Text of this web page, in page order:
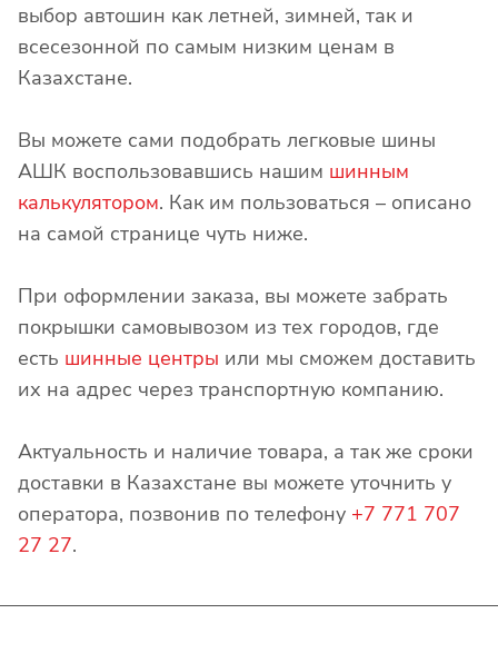
выбор автошин как летней, зимней, так и
всесезонной по самым низким ценам в
Казахстане.
Вы можете сами подобрать легковые шины
АШК воспользовавшись нашим шинным
калькулятором. Как им пользоваться – описано
на самой странице чуть ниже.
При оформлении заказа, вы можете забрать
покрышки самовывозом из тех городов, где
есть шинные центры или мы сможем доставить
их на адрес через транспортную компанию.
Актуальность и наличие товара, а так же сроки
доставки в Казахстане вы можете уточнить у
оператора, позвонив по телефону +7 771 707
27 27.